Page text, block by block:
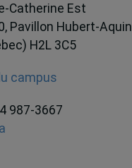
Catherine Est
Pavillon Hubert-Aquin
H2L 3C5
campus
987-3667